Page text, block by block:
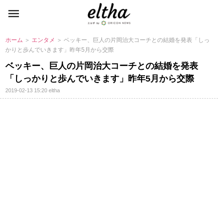
ホーム ＞ エンタメ ＞ ベッキー、巨人の片岡治大コーチとの結婚を発表「しっ
かりと歩んでいきます」昨年5月から交際
ベッキー、巨人の片岡治大コーチとの結婚を発表
「しっかりと歩んでいきます」昨年5月から交際
2019-02-13 15:20eltha